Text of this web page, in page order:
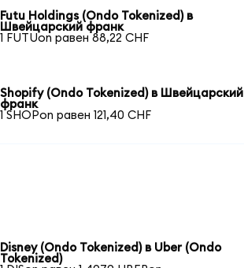
Futu Holdings (Ondo Tokenized) в
Швейцарский франк
1 FUTUon равен 88,22 CHF
Shopify (Ondo Tokenized) в Швейцарский
франк
1 SHOPon равен 121,40 CHF
Disney (Ondo Tokenized) в Uber (Ondo
Tokenized)